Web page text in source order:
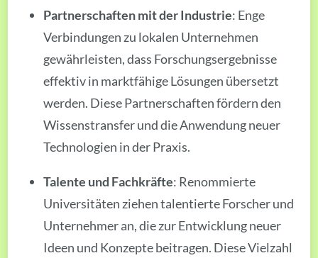
Partnerschaften mit der Industrie: Enge
Verbindungen zu lokalen Unternehmen
gewährleisten, dass Forschungsergebnisse
effektiv in marktfähige Lösungen übersetzt
werden. Diese Partnerschaften fördern den
Wissenstransfer und die Anwendung neuer
Technologien in der Praxis.
Talente und Fachkräfte: Renommierte
Universitäten ziehen talentierte Forscher und
Unternehmer an, die zur Entwicklung neuer
Ideen und Konzepte beitragen. Diese Vielzahl